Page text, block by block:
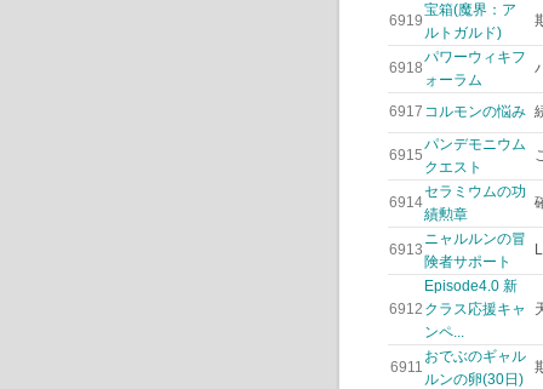
6919
宝箱(魔界：ア
ルトガルド)
6918
パワーウィキフ
ォーラム
6917 コルモンの悩み
6915
パンデモニウム
クエスト
6914
セラミウムの功
績勲章
6913
ニャルルンの冒
険者サポート
6912
Episode4.0 新
クラス応援キャ
ンペ...
6911
おでぶのギャル
ルンの卵(30日)